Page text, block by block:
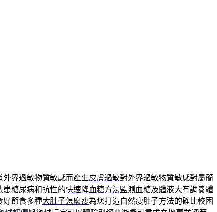
外界過敏物質敏感而產生皮膚過敏對外界過敏物質敏感對屬簡
患糖尿病和抗性的快速降血糖方法監測血糖及體液大有調養體
好節食多種大肚子怎麼瘦為您打造自然瘦肚子方法的確比較困